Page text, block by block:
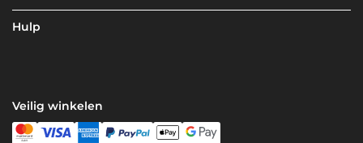
Hulp
Veilig winkelen